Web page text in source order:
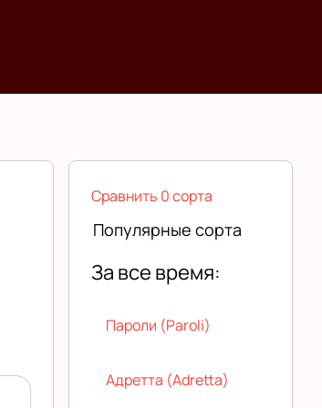
Сравнить 0 сорта
Популярные сорта
За все время:
Пароли (Paroli)
Адретта (Adretta)